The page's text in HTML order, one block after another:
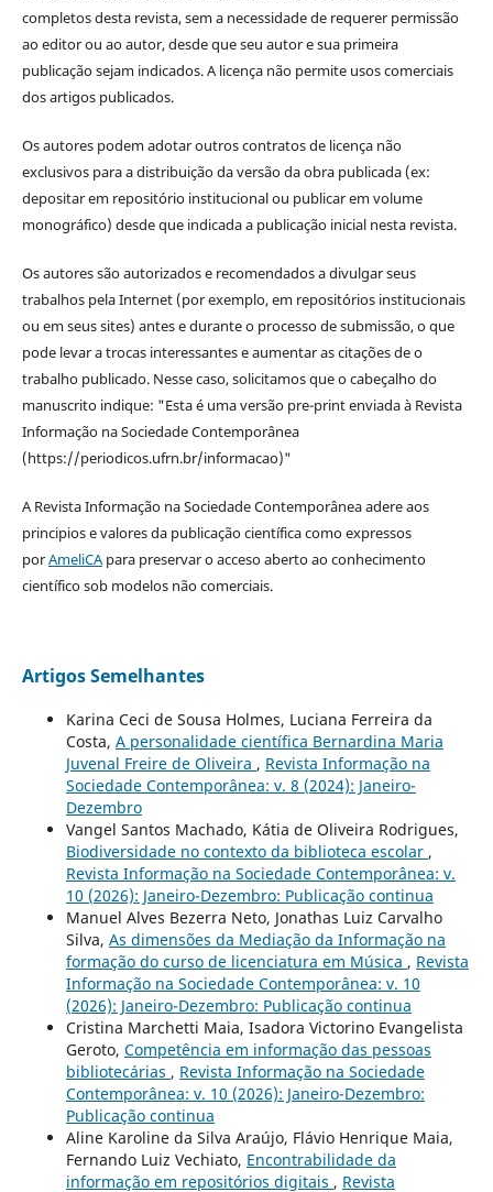
completos desta revista, sem a necessidade de requerer permissão
ao editor ou ao autor, desde que seu autor e sua primeira
publicação sejam indicados. A licença não permite usos comerciais
dos artigos publicados.
Os autores podem adotar outros contratos de licença não
exclusivos para a distribuição da versão da obra publicada (ex:
depositar em repositório institucional ou publicar em volume
monográfico) desde que indicada a publicação inicial nesta revista.
Os autores são autorizados e recomendados a divulgar seus
trabalhos pela Internet (por exemplo, em repositórios institucionais
ou em seus sites) antes e durante o processo de submissão, o que
pode levar a trocas interessantes e aumentar as citações de o
trabalho publicado. Nesse caso, solicitamos que o cabeçalho do
manuscrito indique: "Esta é uma versão pre-print enviada à Revista
Informação na Sociedade Contemporânea
(https://periodicos.ufrn.br/informacao)"
A Revista Informação na Sociedade Contemporânea adere aos
principios e valores da publicação científica como expressos
porAmeliCApara preservar o acceso aberto ao conhecimento
científico sob modelos não comerciais.
Artigos Semelhantes
Karina Ceci de Sousa Holmes, Luciana Ferreira da
Costa, A personalidade científica Bernardina Maria
Juvenal Freire de Oliveira , Revista Informação na
Sociedade Contemporânea: v. 8 (2024): Janeiro-
Dezembro
Vangel Santos Machado, Kátia de Oliveira Rodrigues,
Biodiversidade no contexto da biblioteca escolar ,
Revista Informação na Sociedade Contemporânea: v.
10 (2026): Janeiro-Dezembro: Publicação continua
Manuel Alves Bezerra Neto, Jonathas Luiz Carvalho
Silva, As dimensões da Mediação da Informação na
formação do curso de licenciatura em Música , Revista
Informação na Sociedade Contemporânea: v. 10
(2026): Janeiro-Dezembro: Publicação continua
Cristina Marchetti Maia, Isadora Victorino Evangelista
Geroto, Competência em informação das pessoas
bibliotecárias , Revista Informação na Sociedade
Contemporânea: v. 10 (2026): Janeiro-Dezembro:
Publicação continua
Aline Karoline da Silva Araújo, Flávio Henrique Maia,
Fernando Luiz Vechiato, Encontrabilidade da
informação em repositórios digitais , Revista